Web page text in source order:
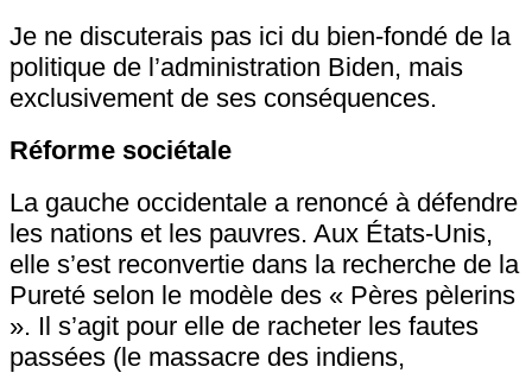
Je ne discuterais pas ici du bien-fondé de la
politique de l’administration Biden, mais
exclusivement de ses conséquences.
Réforme sociétale
La gauche occidentale a renoncé à défendre
les nations et les pauvres. Aux États-Unis,
elle s’est reconvertie dans la recherche de la
Pureté selon le modèle des « Pères pèlerins
». Il s’agit pour elle de racheter les fautes
passées (le massacre des indiens,